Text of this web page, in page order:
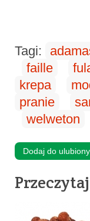
Tagi:
faille
krepa
pranie
welweton
Dodaj do